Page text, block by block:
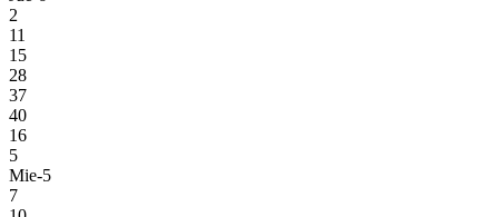
2
11
15
28
37
40
16
5
Mie-5
7